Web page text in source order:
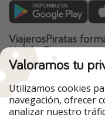
ViajerosPiratas
HolidayPirates
Nuestros mercados
PiratinViaggio
VakantiePiraten
VoyagesPirates
Valoramos tu
Utilizamos cookies
navegación, ofrecer
analizar nuestro